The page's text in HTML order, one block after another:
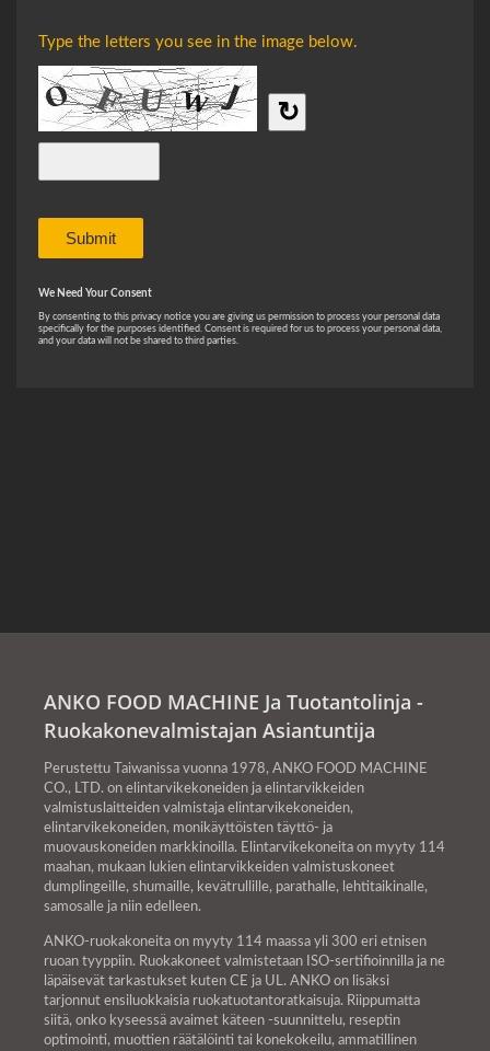
ANKO FOOD MACHINE Ja Tuotantolinja -
Ruokakonevalmistajan Asiantuntija
Perustettu Taiwanissa vuonna 1978, ANKO FOOD MACHINE
CO., LTD. on elintarvikekoneiden ja elintarvikkeiden
valmistuslaitteiden valmistaja elintarvikekoneiden,
elintarvikekoneiden, monikäyttöisten täyttö- ja
muovauskoneiden markkinoilla. Elintarvikekoneita on myyty 114
maahan, mukaan lukien elintarvikkeiden valmistuskoneet
dumplingeille, shumaille, kevätrullille, parathalle, lehtitaikinalle,
samosalle ja niin edelleen.
ANKO-ruokakoneita on myyty 114 maassa yli 300 eri etnisen
ruoan tyyppiin. Ruokakoneet valmistetaan ISO-sertifioinnilla ja ne
läpäisevät tarkastukset kuten CE ja UL. ANKO on lisäksi
tarjonnut ensiluokkaisia ruokatuotantoratkaisuja. Riippumatta
siitä, onko kyseessä avaimet käteen -suunnittelu, reseptin
optimointi, muottien räätälöinti tai konekokeilu, ammatillinen